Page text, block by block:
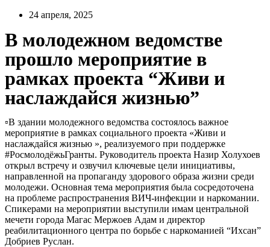
Перейти
содержимому
24 апреля, 2025
В молодежном ведомстве
прошло мероприятие в
рамках проекта “Живи и
наслаждайся жизнью”
▫️В здании молодежного ведомства состоялось важное
мероприятие в рамках социального проекта «Живи и
наслаждайся жизнью », реализуемого при поддержке
#РосмолодёжьГранты. Руководитель проекта Назир Холухоев
открыл встречу и озвучил ключевые цели инициативы,
направленной на пропаганду здорового образа жизни среди
молодежи. Основная тема мероприятия была сосредоточена
на проблеме распространения ВИЧ-инфекции и наркомании.
Спикерами на мероприятии выступили имам центральной
мечети города Магас Мержоев Адам и директор
реабилитационного центра по борьбе с наркоманией “Ихсан”
Добриев Руслан.